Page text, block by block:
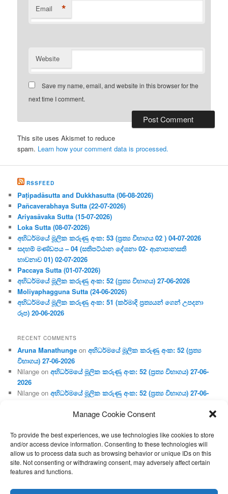
Manage Cookie Consent
To provide the best experiences, we use technologies like cookies to store
and/or access device information. Consenting to these technologies will
allow us to process data such as browsing behavior or unique IDs on this
site. Not consenting or withdrawing consent, may adversely affect certain
features and functions.
Email *
Website
Save my name, email, and website in this browser for the
next time I comment.
This site uses Akismet to reduce
spam. Learn how your comment data is processed.
RSSFEED
Paṭipadāsutta and Dukkhasutta (06-08-2026)
Pañcaverabhaya Sutta (22-07-2026)
Ariyasāvaka Sutta (15-07-2026)
Loka Sutta (08-07-2026)
අභිධර්මයේ මූලික කරුණු අංක: 53 (ප්‍ර‍ත්‍ය විභාගය 02 ) 04-07-2026
සදහම් මණ්ඩපය – 04 (සතිපට්ඨාන දේශනා 02- ආනාපානසති
භාවනාව 01) 02-07-2026
Paccaya Sutta (01-07-2026)
අභිධර්මයේ මූලික කරුණු අංක: 52 (ප්‍ර‍ත්‍ය විභාගය) 27-06-2026
Moliyaphagguna Sutta (24-06-2026)
අභිධර්මයේ මූලික කරුණු අංක: 51 (කර්මාදි ප්‍ර‍ත්‍යයන් ගෙන් උපදනා
රූප) 20-06-2026
RECENT COMMENTS
Aruna Manathunge onඅභිධර්මයේ මූලික කරුණු අංක: 52 (ප්‍ර‍ත්‍ය
විභාගය) 27-06-2026
Nilange onඅභිධර්මයේ මූලික කරුණු අංක: 52 (ප්‍ර‍ත්‍ය විභාගය) 27-06-
2026
Nilange onඅභිධර්මයේ මූලික කරුණු අංක: 52 (ප්‍ර‍ත්‍ය විභාගය) 27-06-
Aruna Manathungeonඅභිධර්මයේ මූලික කරුණු අංක: 46 (හෘදය,
Gunaratneonඅභිධර්මයේ මූලික කරුණු අංක: 46 (හෘදය, ජීවිත,
ආහාර රූප) 02-05-2026